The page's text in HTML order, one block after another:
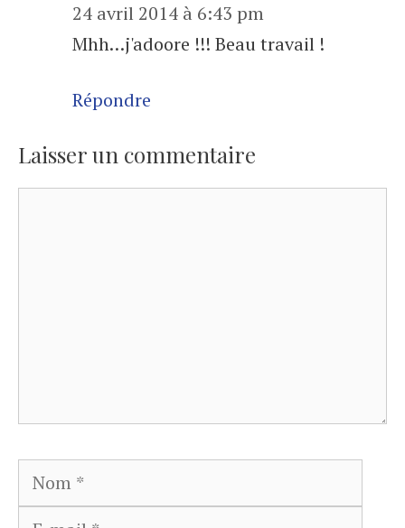
24 avril 2014 à 6:43 pm
Mhh…j'adoore !!! Beau travail !
Répondre
Laisser un commentaire
Nom